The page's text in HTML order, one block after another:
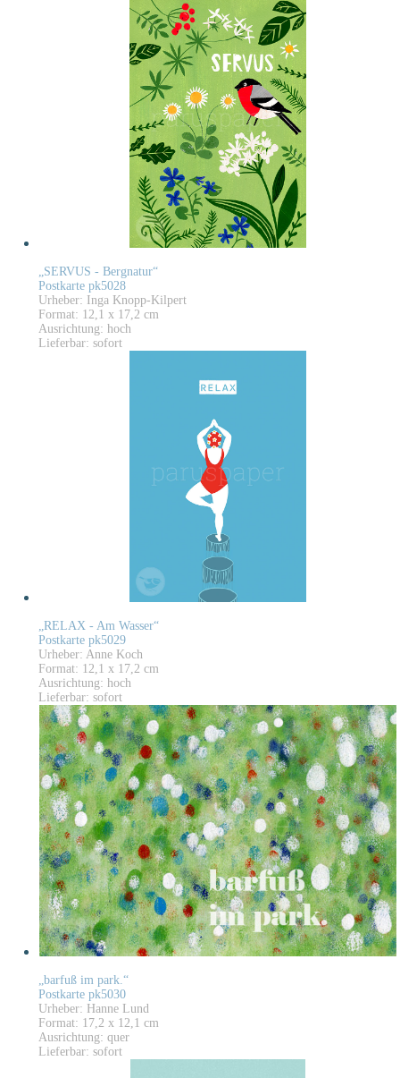
„SERVUS - Bergnatur“
Postkarte pk5028
Urheber: Inga Knopp-Kilpert
Format: 12,1 x 17,2 cm
Ausrichtung: hoch
Lieferbar: sofort
„RELAX - Am Wasser“
Postkarte pk5029
Urheber: Anne Koch
Format: 12,1 x 17,2 cm
Ausrichtung: hoch
Lieferbar: sofort
„barfuß im park.“
Postkarte pk5030
Urheber: Hanne Lund
Format: 17,2 x 12,1 cm
Ausrichtung: quer
Lieferbar: sofort